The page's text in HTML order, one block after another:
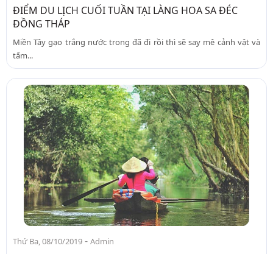
ĐIỂM DU LỊCH CUỐI TUẦN TẠI LÀNG HOA SA ĐÉC
ĐỒNG THÁP
Miền Tây gạo trắng nước trong đã đi rồi thì sẽ say mê cảnh vật và
tấm...
Thứ Ba, 08/10/2019 - Admin